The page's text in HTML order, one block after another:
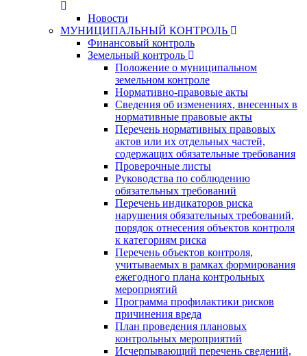
Новости
МУНИЦИПАЛЬНЫЙ КОНТРОЛЬ
Финансовый контроль
Земельный контроль
Положение о муниципальном
земельном контроле
Нормативно-правовые акты
Сведения об изменениях, внесенных в
нормативные правовые акты
Перечень нормативных правовых
актов или их отдельных частей,
содержащих обязательные требования
Проверочные листы
Руководства по соблюдению
обязательных требований
Перечень индикаторов риска
нарушения обязательных требований,
порядок отнесения объектов контроля
к категориям риска
Перечень объектов контроля,
учитываемых в рамках формирования
ежегодного плана контрольных
мероприятий
Программа профилактики рисков
причинения вреда
План проведения плановых
контрольных мероприятий
Исчерпывающий перечень сведений,